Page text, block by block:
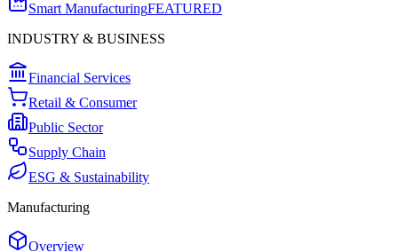
Smart ManufacturingFEATURED
INDUSTRY & BUSINESS
Financial Services
Retail & Consumer
Public Sector
Supply Chain
ESG & Sustainability
Manufacturing
Overview